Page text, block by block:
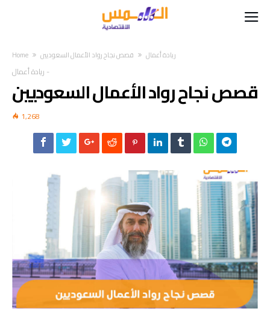
Home ريادة أعمال قصص نجاح رواد الأعمال السعوديين
ريادة أعمال -
قصص نجاح رواد الأعمال السعوديين
1,268